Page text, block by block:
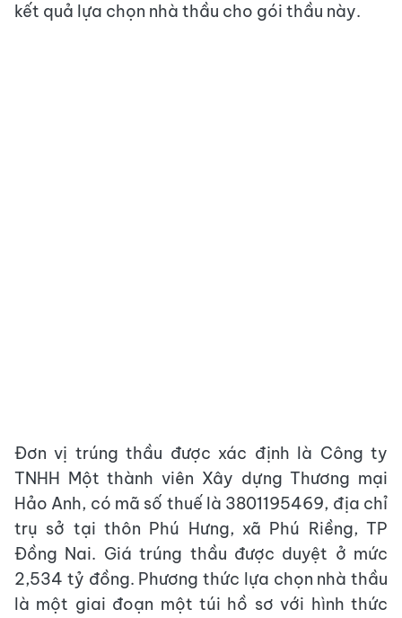
kết quả lựa chọn nhà thầu cho gói thầu này.
Đơn vị trúng thầu được xác định là Công ty
TNHH Một thành viên Xây dựng Thương mại
Hảo Anh, có mã số thuế là 3801195469, địa chỉ
trụ sở tại thôn Phú Hưng, xã Phú Riềng, TP
Đồng Nai. Giá trúng thầu được duyệt ở mức
2,534 tỷ đồng. Phương thức lựa chọn nhà thầu
là một giai đoạn một túi hồ sơ với hình thức